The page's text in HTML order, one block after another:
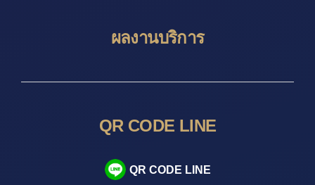
ผลงานบริการ
QR CODE LINE
QR CODE LINE